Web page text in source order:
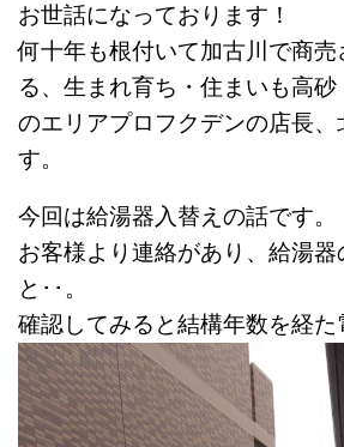
お世話になっております！
何十年も根付いて加古川で商売
る、生まれ育ち・住まいも高砂
のエリアプロフクデンの店長、
す。
今回は給湯器入替えの話です。
お客様より連絡があり、給湯器
と･･。
確認してみると結構年数を経た